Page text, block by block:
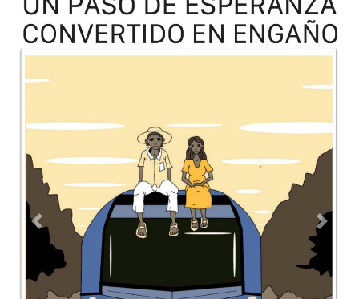
TODOS LOS SUPLEMENTOS
Contacto Directorio Aviso de privacidad